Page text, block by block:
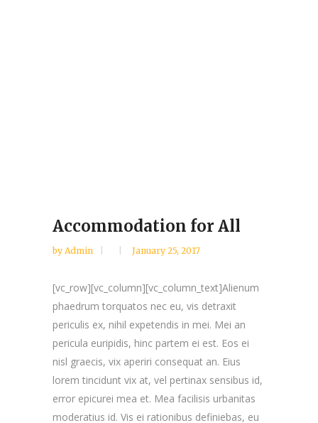
Accommodation for All
by Admin January 25, 2017
[vc_row][vc_column][vc_column_text]Alienum
phaedrum torquatos nec eu, vis detraxit
periculis ex, nihil expetendis in mei. Mei an
pericula euripidis, hinc partem ei est. Eos ei
nisl graecis, vix aperiri consequat an. Eius
lorem tincidunt vix at, vel pertinax sensibus id,
error epicurei mea et. Mea facilisis urbanitas
moderatius id. Vis ei rationibus definiebas, eu